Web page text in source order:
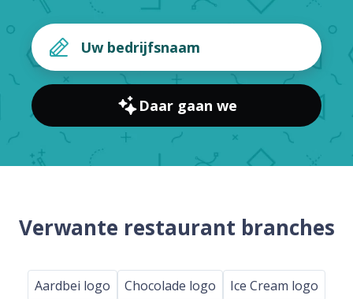
Daar gaan we
Verwante restaurant branches
Aardbei logo Chocolade logo
Ice Cream logo